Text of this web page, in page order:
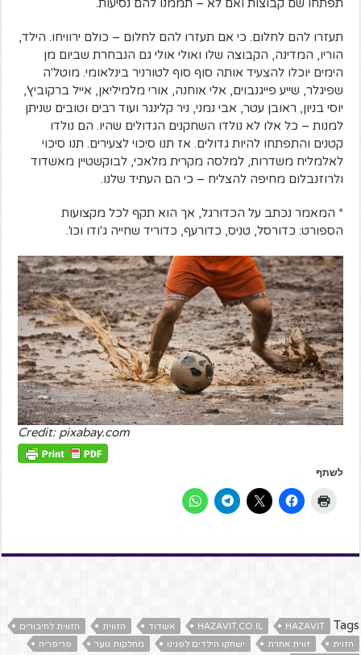
תפתחו שם קבוצות ואם לא – תממנו להם נסיעות.
תעזרו להם לחלום. כי אם תעזרו להם לחלום – כולם ירוויחו. הילד,
הוריו, המדינה, הקבוצה שלו ואולי אולי גם הנבחרת שביום מן
הימים יוכלו להצעיד אותה סוף סוף לטורניר בינלאומי. מוטל'ה
שפיגלר, שייע פייגנבוים, אלי אוחנה, אורי מלמיליאן, אייל ברקוביץ',
יוסי בניון, ראובן עטר, אבי נמני, ניר קלינגר ועוד רבים וטובים שניתן
למנות – כל אלו לא נולדו השחקנים הגדולים שהיו. הם נולדו
קטנים והתפתחו להיות גדולים. אז תנו סיכוי לצעירים. תנו סיכוי
לאלמליח משדרות, למלסה מקרית מלאכי, לבוקשטיין מאשדוד
ולרוזנבלום מחיפה להצליח – כי הם העתיד שלנו.
* המאמר נכתב על הכדורגל, אך הוא תקף לכל מקצועות
הספורט: כדורסל, טניס, כדורעף, כדוריד שחייה ג'ודו וכו'.
Credit: pixabay.com
לשתף
Tags
HAZAVIT
HAZAVIT.CO.IL אשדוד הזווית
הזווית לחיבורים
הזוית
זווית אחרת ישחקו הילדים לפנינו מחלקות נוער
פריפריה